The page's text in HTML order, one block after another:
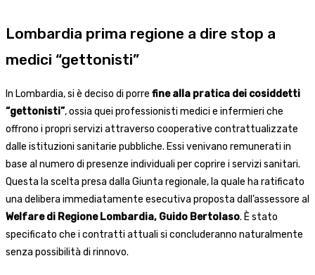
Lombardia prima regione a dire stop a
medici “gettonisti”
In Lombardia, si è deciso di porre fine alla pratica dei cosiddetti
“gettonisti”, ossia quei professionisti medici e infermieri che
offrono i propri servizi attraverso cooperative contrattualizzate
dalle istituzioni sanitarie pubbliche. Essi venivano remunerati in
base al numero di presenze individuali per coprire i servizi sanitari.
Questa la scelta presa dalla Giunta regionale, la quale ha ratificato
una delibera immediatamente esecutiva proposta dall’assessore al
Welfare di Regione Lombardia, Guido Bertolaso. È stato
specificato che i contratti attuali si concluderanno naturalmente
senza possibilità di rinnovo.